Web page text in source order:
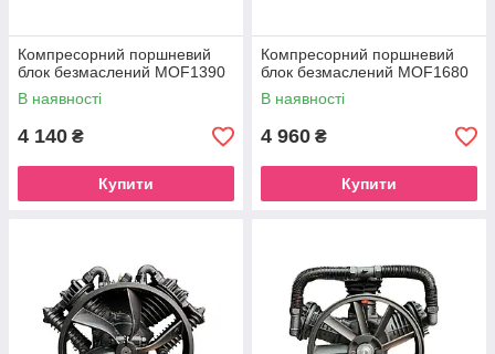
Компресорний поршневий
блок безмаслений MOF1390
В наявності
4 140 ₴
Купити
Компресорний поршневий
блок безмаслений MOF1680
В наявності
4 960 ₴
Купити